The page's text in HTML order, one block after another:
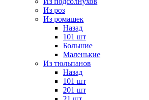
Из роз
Из ромашек
Назад
101 шт
Большие
Маленькие
Из тюльпанов
Назад
101 шт
201 шт